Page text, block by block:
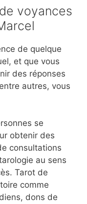
voyances
de quelque
et que vous
des réponses
autres, vous
se
obtenir des
consultations
au sens
Tarot de
comme
dons de